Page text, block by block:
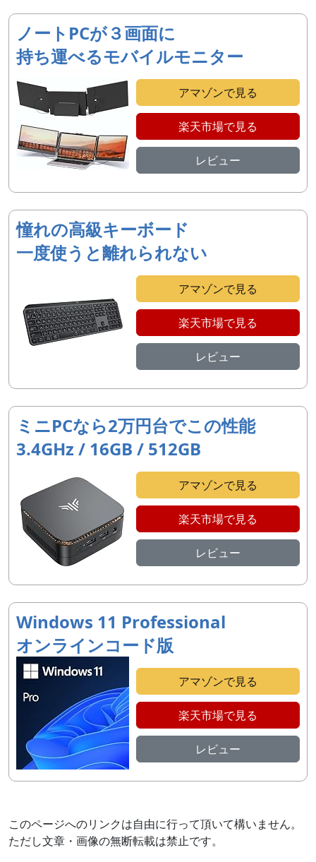
ノートPCが３画面に
持ち運べるモバイルモニター
アマゾンで見る
楽天市場で見る
レビュー
憧れの高級キーボード
一度使うと離れられない
アマゾンで見る
楽天市場で見る
レビュー
ミニPCなら2万円台でこの性能
3.4GHz / 16GB / 512GB
アマゾンで見る
楽天市場で見る
レビュー
Windows 11 Professional
オンラインコード版
アマゾンで見る
楽天市場で見る
レビュー
このページへのリンクは自由に行って頂いて構いません。
ただし文章・画像の無断転載は禁止です。